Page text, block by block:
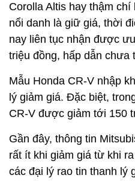
Corolla Altis hay thậm chí
nổi danh là giữ giá, thời
nay liên tục nhận được
triệu đồng, hấp dẫn chưa
Mẫu Honda CR-V nhập
lý giảm giá. Đặc biệt,
CR-V được giảm tới 150
Gần đây, thông tin
rất ít khi giảm giá từ khi
các đại lý rao tin thanh lý